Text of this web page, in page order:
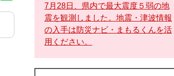
7月28日、県内で最大震度５弱の地
震を観測しました。地震・津波情報
の入手は防災ナビ・まもるくんを活
用ください。